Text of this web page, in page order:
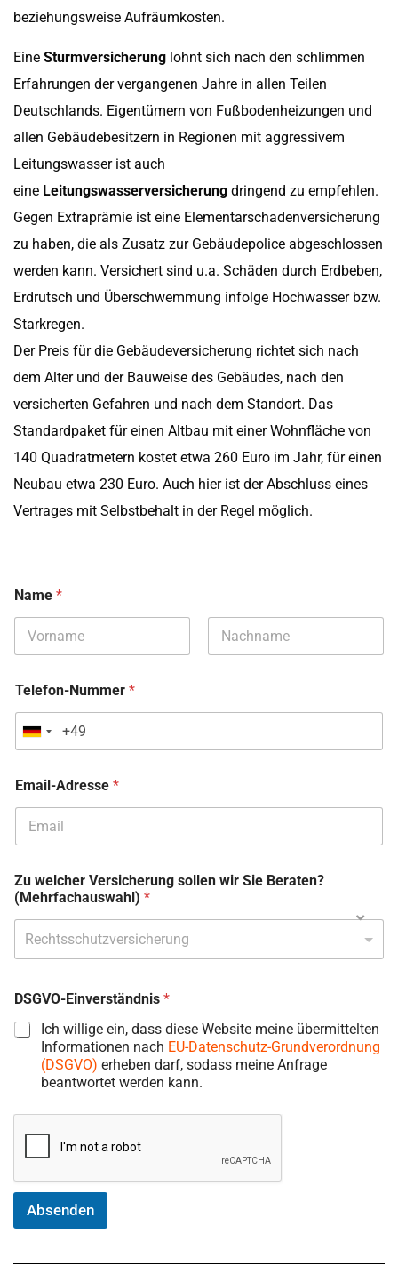
beziehungsweise Aufräumkosten.
Eine Sturmversicherung lohnt sich nach den schlimmen
Erfahrungen der vergangenen Jahre in allen Teilen
Deutschlands. Eigentümern von Fußbodenheizungen und
allen Gebäudebesitzern in Regionen mit aggressivem
Leitungswasser ist auch
eine Leitungswasserversicherung dringend zu empfehlen.
Gegen Extraprämie ist eine Elementarschadenversicherung
zu haben, die als Zusatz zur Gebäudepolice abgeschlossen
werden kann. Versichert sind u.a. Schäden durch Erdbeben,
Erdrutsch und Überschwemmung infolge Hochwasser bzw.
Starkregen.
Der Preis für die Gebäudeversicherung richtet sich nach
dem Alter und der Bauweise des Gebäudes, nach den
versicherten Gefahren und nach dem Standort. Das
Standardpaket für einen Altbau mit einer Wohnfläche von
140 Quadratmetern kostet etwa 260 Euro im Jahr, für einen
Neubau etwa 230 Euro. Auch hier ist der Abschluss eines
Vertrages mit Selbstbehalt in der Regel möglich.
Name *
Telefon-Nummer *
G
r
m
a
y
+
Email-Adresse *
Zu welcher Versicherung sollen wir Sie Beraten?
(Mehrfachauswahl) *
DSGVO-Einverständnis *
Ich willige ein, dass diese Website meine übermittelten
Informationen nach EU-Datenschutz-Grundverordnung
(DSGVO) erheben darf, sodass meine Anfrage
beantwortet werden kann.
Absenden